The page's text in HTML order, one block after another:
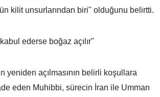
kilit unsurlarından biri" olduğunu belirtti.
ederse boğaz açılır"
yeniden açılmasının belirli koşullara
eden Muhibbi, sürecin İran ile Umman